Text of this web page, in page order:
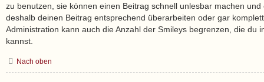
zu benutzen, sie können einen Beitrag schnell unlesbar machen
deshalb deinen Beitrag entsprechend überarbeiten oder gar
Administration kann auch die Anzahl der Smileys begrenzen, die du
kannst.
Nach oben